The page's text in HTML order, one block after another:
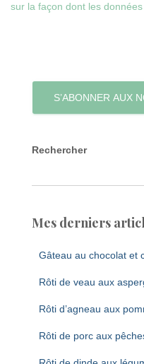
sur la façon dont les
S’ABONNER AUX
Rechercher
Mes derniers
Gâteau au chocolat et
Rôti de veau aux
Rôti d’agneau aux
Rôti de porc aux